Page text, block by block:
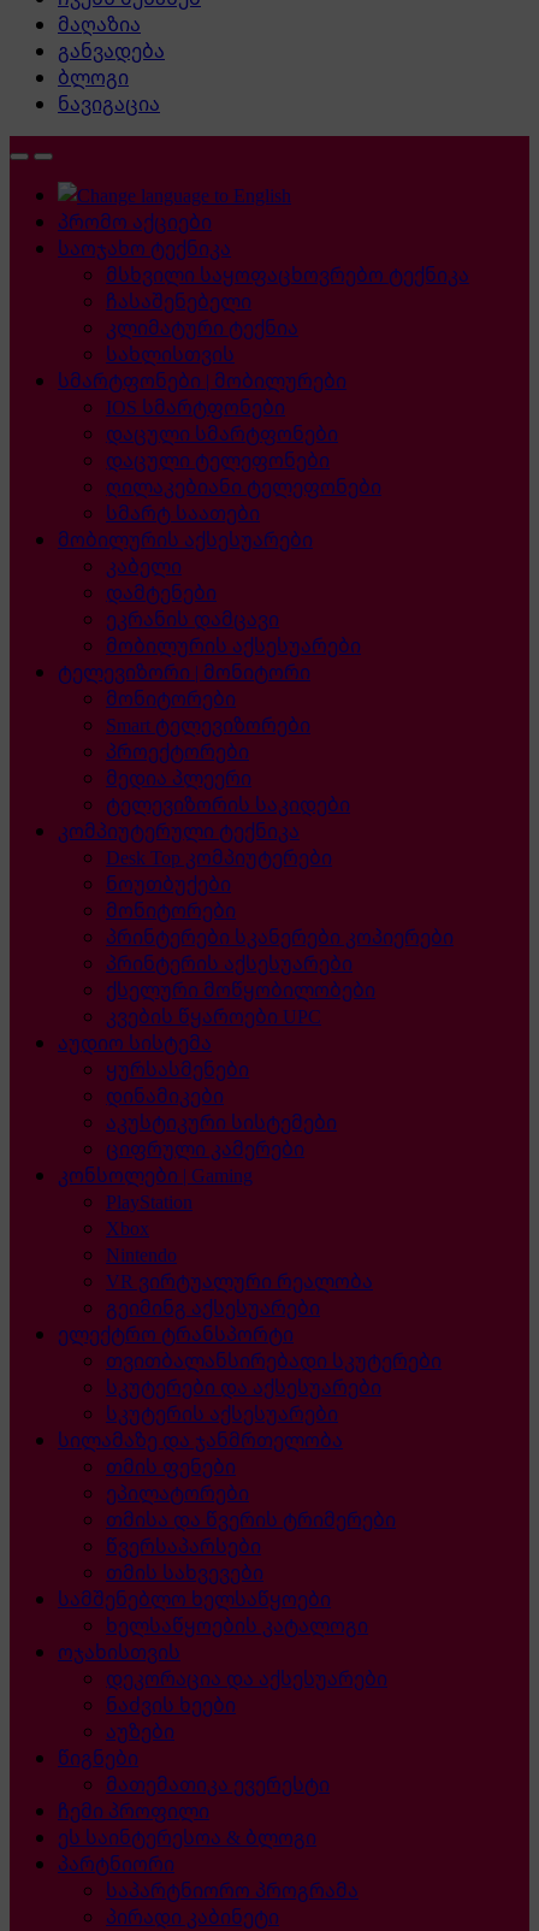
მაღაზია
განვადება
ბლოგი
ნავიგაცია
პრომო აქციები
საოჯახო ტექნიკა
მსხვილი საყოფაცხოვრებო ტექნიკა
ჩასაშენებელი
კლიმატური ტექნია
სახლისთვის
სმარტფონები | მობილურები
IOS სმარტფონები
დაცული სმარტფონები
დაცული ტელეფონები
ღილაკებიანი ტელეფონები
სმარტ საათები
მობილურის აქსესუარები
კაბელი
დამტენები
ეკრანის დამცავი
მობილურის აქსესუარები
ტელევიზორი | მონიტორი
მონიტორები
Smart ტელევიზორები
პროექტორები
მედია პლეერი
ტელევიზორის საკიდები
კომპიუტერული ტექნიკა
Desk Top კომპიუტერები
ნოუთბუქები
მონიტორები
პრინტერები სკანერები კოპიერები
პრინტერის აქსესუარები
ქსელური მოწყობილობები
კვების წყაროები UPC
აუდიო სისტემა
ყურსასმენები
დინამიკები
აკუსტიკური სისტემები
ციფრული კამერები
კონსოლები | Gaming
PlayStation
Xbox
Nintendo
VR ვირტუალური რეალობა
გეიმინგ აქსესუარები
ელექტრო ტრანსპორტი
თვითბალანსირებადი სკუტერები
სკუტერები და აქსესუარები
სკუტერის აქსესუარები
სილამაზე და ჯანმრთელობა
თმის ფენები
ეპილატორები
თმისა და წვერის ტრიმერები
წვერსაპარსები
თმის სახვევები
სამშენებლო ხელსაწყოები
ხელსაწყოების კატალოგი
ოჯახისთვის
დეკორაცია და აქსესუარები
ნაძვის ხეები
აუზები
წიგნები
მათემათიკა ევერესტი
ჩემი პროფილი
ეს საინტერესოა & ბლოგი
პარტნიორი
საპარტნიორო პროგრამა
პირადი კაბინეტი